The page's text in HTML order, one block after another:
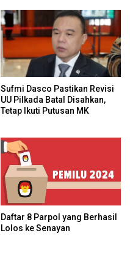
Sufmi Dasco Pastikan Revisi
UU Pilkada Batal Disahkan,
Tetap Ikuti Putusan MK
Daftar 8 Parpol yang Berhasil
Lolos ke Senayan